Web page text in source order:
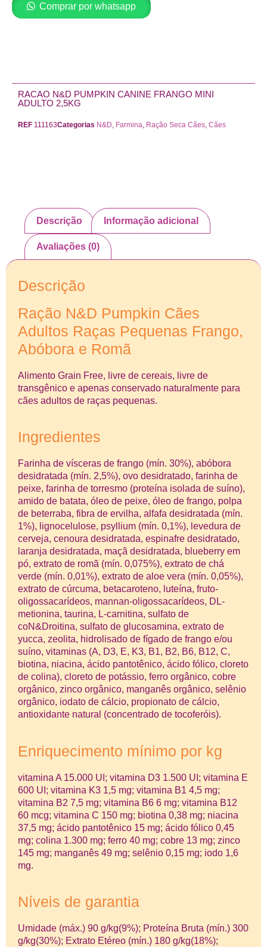
Comprar por whatsapp
RACAO N&D PUMPKIN CANINE FRANGO MINI
ADULTO 2,5KG
REF 111163Categorias N&D Farmina Ração Seca Cães Cães
Descrição Informação adicional
Avaliações (0)
Descrição
Ração N&D Pumpkin Cães
Adultos Raças Pequenas Frango,
Abóbora e Romã
Alimento Grain Free, livre de cereais, livre de
transgênico e apenas conservado naturalmente para
cães adultos de raças pequenas.
Ingredientes
Farinha de vísceras de frango (mín. 30%), abóbora
desidratada (mín. 2,5%), ovo desidratado, farinha de
peixe, farinha de torresmo (proteína isolada de suíno),
amido de batata, óleo de peixe, óleo de frango, polpa
de beterraba, fibra de ervilha, alfafa desidratada (mín.
1%), lignocelulose, psyllium (mín. 0,1%), levedura de
cerveja, cenoura desidratada, espinafre desidratado,
laranja desidratada, maçã desidratada, blueberry em
pó, extrato de romã (mín. 0,075%), extrato de chá
verde (mín. 0,01%), extrato de aloe vera (mín. 0,05%),
extrato de cúrcuma, betacaroteno, luteína, fruto-
oligossacarídeos, mannan-oligossacarídeos, DL-
metionina, taurina, L-carnitina, sulfato de
coN&Droitina, sulfato de glucosamina, extrato de
yucca, zeolita, hidrolisado de fígado de frango e/ou
suíno, vitaminas (A, D3, E, K3, B1, B2, B6, B12, C,
biotina, niacina, ácido pantotênico, ácido fólico, cloreto
de colina), cloreto de potássio, ferro orgânico, cobre
orgânico, zinco orgânico, manganês orgânico, selênio
orgânico, iodato de cálcio, propionato de cálcio,
antioxidante natural (concentrado de tocoferóis).
Enriquecimento mínimo por kg
vitamina A 15.000 UI; vitamina D3 1.500 UI; vitamina E
600 UI; vitamina K3 1,5 mg; vitamina B1 4,5 mg;
vitamina B2 7,5 mg; vitamina B6 6 mg; vitamina B12
60 mcg; vitamina C 150 mg; biotina 0,38 mg; niacina
37,5 mg; ácido pantotênico 15 mg; ácido fólico 0,45
mg; colina 1.300 mg; ferro 40 mg; cobre 13 mg; zinco
145 mg; manganês 49 mg; selênio 0,15 mg; iodo 1,6
mg.
Níveis de garantia
Umidade (máx.) 90 g/kg(9%); Proteína Bruta (mín.) 300
g/kg(30%); Extrato Etéreo (mín.) 180 g/kg(18%);